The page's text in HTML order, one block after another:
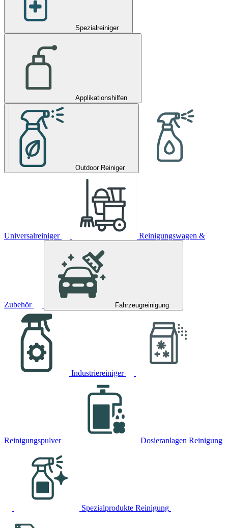
Spezialreiniger
Applikationshilfen
Outdoor Reiniger
Universalreiniger Reinigungswagen &
Zubehör Fahrzeugreinigung
Industriereiniger
Reinigungspulver Dosieranlagen Reinigung
Spezialprodukte Reinigung